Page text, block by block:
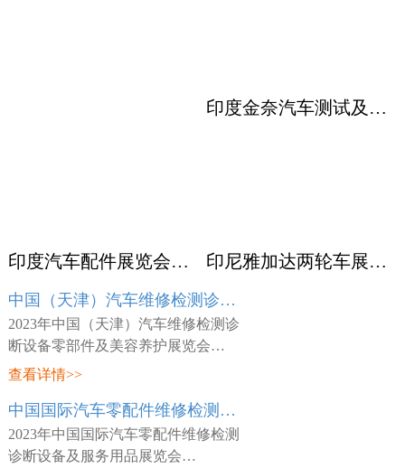
印度汽车配件展览会ACMA
印度金奈汽车测试及质量监控展览会 Automotive Testing Expo
印尼雅加达两轮车展览会 INABIKE
中国（天津）汽车维修检测诊断设备零部件及美容养护展览会 AMR
2023年中国（天津）汽车维修检测诊
断设备零部件及美容养护展览会
（AMR），展会时间：2023年03月23
咸水沽镇国展大道888号-国家会展中
心(天津)，主
查看详情>>
中国国际汽车零配件维修检测诊断设备及服务用品展览会 Automechanika Shanghai
2023年中国国际汽车零配件维修检测
诊断设备及服务用品展览会